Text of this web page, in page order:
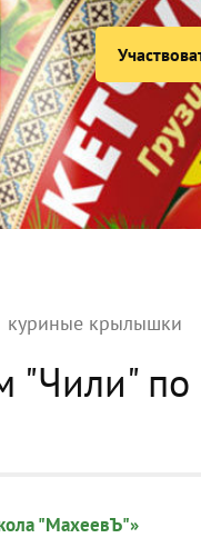
куриные крылышки
"Чили"
"МахеевЪ"»